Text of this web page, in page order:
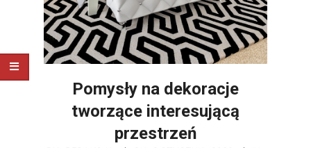
Pomysły na dekoracje
tworzące interesującą
przestrzeń